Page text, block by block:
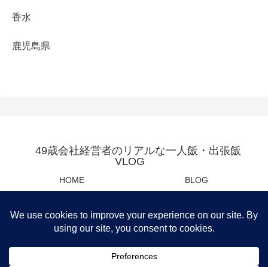
香水
鹿児島県
49歳会社経営者のリアルな一人飯・出張飯
VLOG
HOME
BLOG
ゼント
Privacy Policy
運営会社
筆者おすすめ商品紹介